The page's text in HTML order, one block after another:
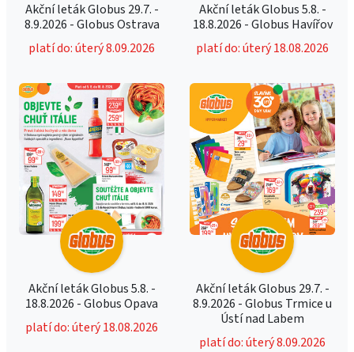
Akční leták Globus 29.7. -
8.9.2026 - Globus Ostrava
platí do: úterý 8.09.2026
Akční leták Globus 5.8. -
18.8.2026 - Globus Havířov
platí do: úterý 18.08.2026
Akční leták Globus 5.8. -
18.8.2026 - Globus Opava
platí do: úterý 18.08.2026
Akční leták Globus 29.7. -
8.9.2026 - Globus Trmice u
Ústí nad Labem
platí do: úterý 8.09.2026